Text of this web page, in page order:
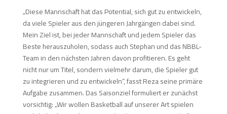
„Diese Mannschaft hat das Potential, sich gut zu entwickeln,
da viele Spieler aus den jüngeren Jahrgängen dabei sind.
Mein Ziel ist, bei jeder Mannschaft und jedem Spieler das
Beste herauszuholen, sodass auch Stephan und das NBBL-
Team in den nächsten Jahren davon profitieren. Es geht
nicht nur um Titel, sondern vielmehr darum, die Spieler gut
zu integrieren und zu entwickeln“, fasst Reza seine primäre
Aufgabe zusammen. Das Saisonziel formuliert er zunächst
vorsichtig: „Wir wollen Basketball auf unserer Art spielen